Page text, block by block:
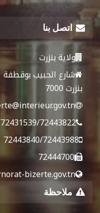
اتصل بنا
ولاية بنزرت
شارع الحبيب بوقطفة
بنزرت 7000
72443822
72443840/72443988
72444700
bizerte.gov.tn
ملاحظة